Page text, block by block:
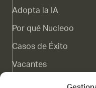
Adopta la IA
Por qué Nucleoo
Casos de Éxito
Vacantes
Canal de denuncias